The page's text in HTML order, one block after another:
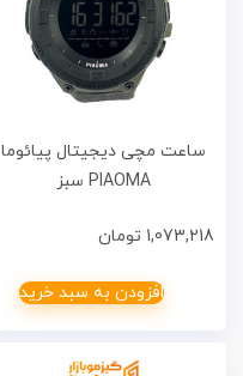
ساعت مچی دیجیتال پیائوما
PIAOMA سبز
1,073,218 تومان
افزودن به سبد خرید